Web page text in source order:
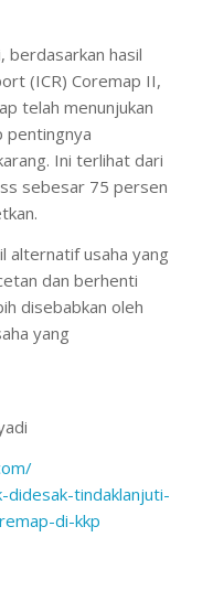
berdasarkan hasil
(ICR) Coremap II,
telah menunjukan
pentingnya
Ini terlihat dari
sebesar 75 persen
alternatif usaha yang
dan berhenti
disebabkan oleh
yang
didesak-tindaklanjuti-
di-kkp